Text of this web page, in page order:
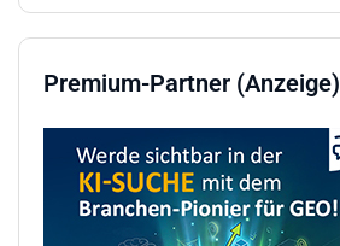
Premium-Partner (Anzeige)